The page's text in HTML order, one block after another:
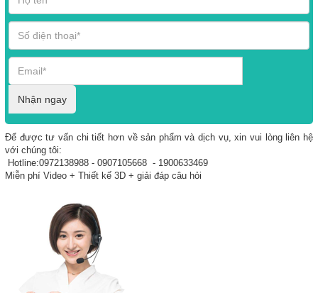
Nhận ngay
Để được tư vấn chi tiết hơn về sản phẩm và dịch vụ, xin vui lòng liên hệ
với chúng tôi:
Hotline:0972138988 - 0907105668 - 1900633469
Miễn phí Video + Thiết kế 3D + giải đáp câu hỏi